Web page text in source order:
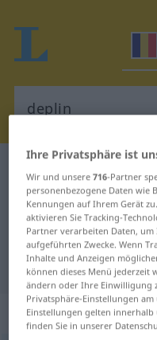
Rumänisch-
für "deplin"
"deplin"
„deplin“:
Ihre Privatsphäre ist
Wir und unsere716-Partner
personenbezogene Daten wie
Kennungen auf Ihrem Gerät
aktivieren Sie Tracking-
Partner verarbeiten Daten,
aufgeführten Zwecke. Wenn
Inhalte und Anzeigen
können dieses Menü jederzeit
ändern oder Ihre Einwilligung
Privatsphäre-Einstellungen
Einstellungen gelten
finden Sie in unserer